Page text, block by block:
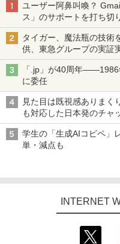
ユーザー阿鼻叫喚？
ス」のサポートを打ち切
タイガー、魔法瓶の技術
供、東急グループの実証
ル TIVIP」
「.jp」が40周年――1986
に委任
見た目は既視感ありまく
も対応した日本発のチャ
学生の「生成AIコピペ」
単・減点も
INTERNET